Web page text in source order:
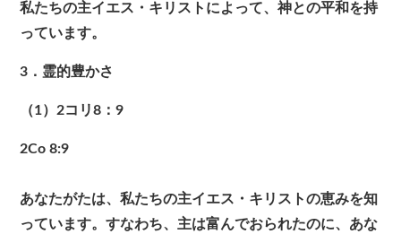
私たちの主イエス・キリストによって、神との平和を持
っています。
3．霊的豊かさ
（1）2コリ8：9
2Co 8:9
あなたがたは、私たちの主イエス・キリストの恵みを知
っています。すなわち、主は富んでおられたのに、あな